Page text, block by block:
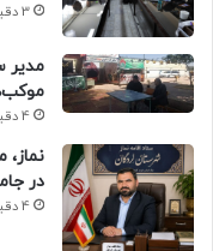
3 دقیقه پیش
مدیر
4 دقیقه پیش
در
4 دقیقه پیش